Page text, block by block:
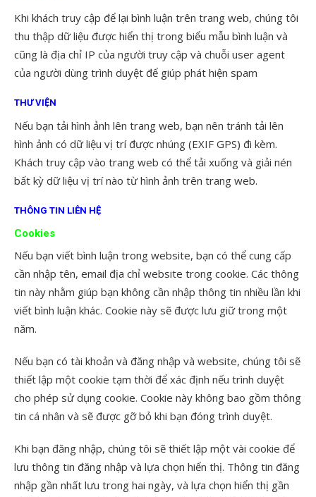
Khi khách truy cập để lại bình luận trên trang web, chúng tôi
thu thập dữ liệu được hiển thị trong biểu mẫu bình luận và
cũng là địa chỉ IP của người truy cập và chuỗi user agent
của người dùng trình duyệt để giúp phát hiện spam
THƯ VIỆN
Nếu bạn tải hình ảnh lên trang web, bạn nên tránh tải lên
hình ảnh có dữ liệu vị trí được nhúng (EXIF GPS) đi kèm.
Khách truy cập vào trang web có thể tải xuống và giải nén
bất kỳ dữ liệu vị trí nào từ hình ảnh trên trang web.
THÔNG TIN LIÊN HỆ
Cookies
Nếu bạn viết bình luận trong website, bạn có thể cung cấp
cần nhập tên, email địa chỉ website trong cookie. Các thông
tin này nhằm giúp bạn không cần nhập thông tin nhiều lần khi
viết bình luận khác. Cookie này sẽ được lưu giữ trong một
năm.
Nếu bạn có tài khoản và đăng nhập và website, chúng tôi sẽ
thiết lập một cookie tạm thời để xác định nếu trình duyệt
cho phép sử dụng cookie. Cookie này không bao gồm thông
tin cá nhân và sẽ được gỡ bỏ khi bạn đóng trình duyệt.
Khi bạn đăng nhập, chúng tôi sẽ thiết lập một vài cookie để
lưu thông tin đăng nhập và lựa chọn hiển thị. Thông tin đăng
nhập gần nhất lưu trong hai ngày, và lựa chọn hiển thị gần